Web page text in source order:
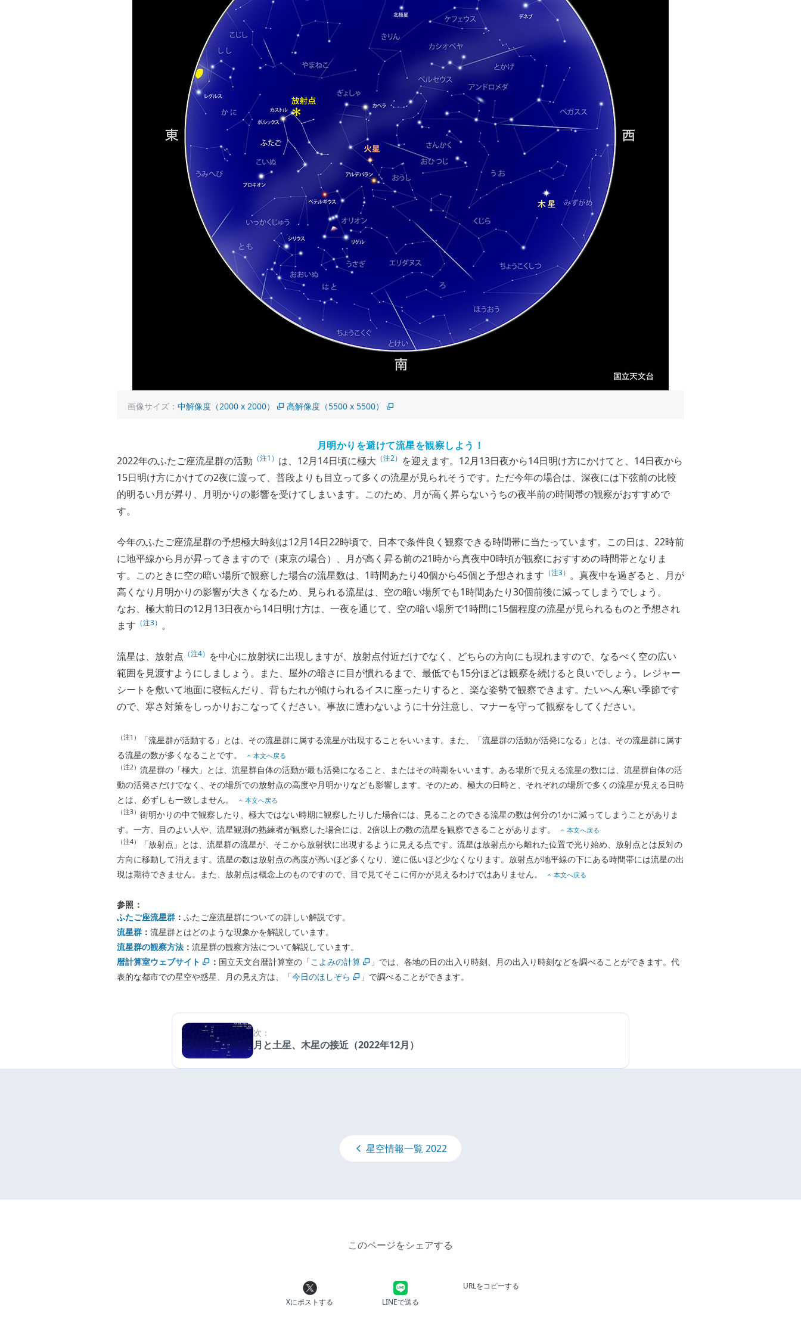
画像サイズ： 中解像度（2000 x 2000） 高解像度（5500 x 5500）
月明かりを避けて流星を観察しよう！
2022年のふたご座流星群の活動 （注1） は、12月14日頃に極大 （注2） を迎えます。12月13日夜から14日明け方にかけてと、14日夜から
15日明け方にかけての2夜に渡って、普段よりも目立って多くの流星が見られそうです。ただ今年の場合は、深夜には下弦前の比較
的明るい月が昇り、月明かりの影響を受けてしまいます。このため、月が高く昇らないうちの夜半前の時間帯の観察がおすすめで
す。
今年のふたご座流星群の予想極大時刻は12月14日22時頃で、日本で条件良く観察できる時間帯に当たっています。この日は、22時前
に地平線から月が昇ってきますので（東京の場合）、月が高く昇る前の21時から真夜中0時頃が観察におすすめの時間帯となりま
す。このときに空の暗い場所で観察した場合の流星数は、1時間あたり40個から45個と予想されます （注3） 。真夜中を過ぎると、月が
高くなり月明かりの影響が大きくなるため、見られる流星は、空の暗い場所でも1時間あたり30個前後に減ってしまうでしょう。
なお、極大前日の12月13日夜から14日明け方は、一夜を通じて、空の暗い場所で1時間に15個程度の流星が見られるものと予想され
ます （注3） 。
流星は、放射点 （注4） を中心に放射状に出現しますが、放射点付近だけでなく、どちらの方向にも現れますので、なるべく空の広い
範囲を見渡すようにしましょう。また、屋外の暗さに目が慣れるまで、最低でも15分ほどは観察を続けると良いでしょう。レジャー
シートを敷いて地面に寝転んだり、背もたれが傾けられるイスに座ったりすると、楽な姿勢で観察できます。たいへん寒い季節です
ので、寒さ対策をしっかりおこなってください。事故に遭わないように十分注意し、マナーを守って観察をしてください。
（注1）
「流星群が活動する」とは、その流星群に属する流星が出現することをいいます。また、「流星群の活動が活発になる」とは、その流星群に属す
る流星の数が多くなることです。
本文へ戻る
（注2） 流星群の「極大」とは、流星群自体の活動が最も活発になること、またはその時期をいいます。ある場所で見える流星の数には、流星群自体の活
動の活発さだけでなく、その場所での放射点の高度や月明かりなども影響します。そのため、極大の日時と、それぞれの場所で多くの流星が見える日時
とは、必ずしも一致しません。
本文へ戻る
（注3） 街明かりの中で観察したり、極大ではない時期に観察したりした場合には、見ることのできる流星の数は何分の1かに減ってしまうことがありま
す。一方、目のよい人や、流星観測の熟練者が観察した場合には、2倍以上の数の流星を観察できることがあります。
本文へ戻る
（注4）
「放射点」とは、流星群の流星が、そこから放射状に出現するように見える点です。流星は放射点から離れた位置で光り始め、放射点とは反対の
方向に移動して消えます。流星の数は放射点の高度が高いほど多くなり、逆に低いほど少なくなります。放射点が地平線の下にある時間帯には流星の出
現は期待できません。また、放射点は概念上のものですので、目で見てそこに何かが見えるわけではありません。
本文へ戻る
参照：
ふたご座流星群 ： ふたご座流星群についての詳しい解説です。
流星群 ： 流星群とはどのような現象かを解説しています。
流星群の観察方法 ： 流星群の観察方法について解説しています。
暦計算室ウェブサイト
： 国立天文台暦計算室の「こよみの計算
」では、各地の日の出入り時刻、月の出入り時刻などを調べることができます。代
表的な都市での星空や惑星、月の見え方は、「今日のほしぞら 」で調べることができます。
次：
月と土星、木星の接近（2022年12月）
星空情報一覧 2022
このページをシェアする
Xにポストする LINEで送る
URLをコピーする